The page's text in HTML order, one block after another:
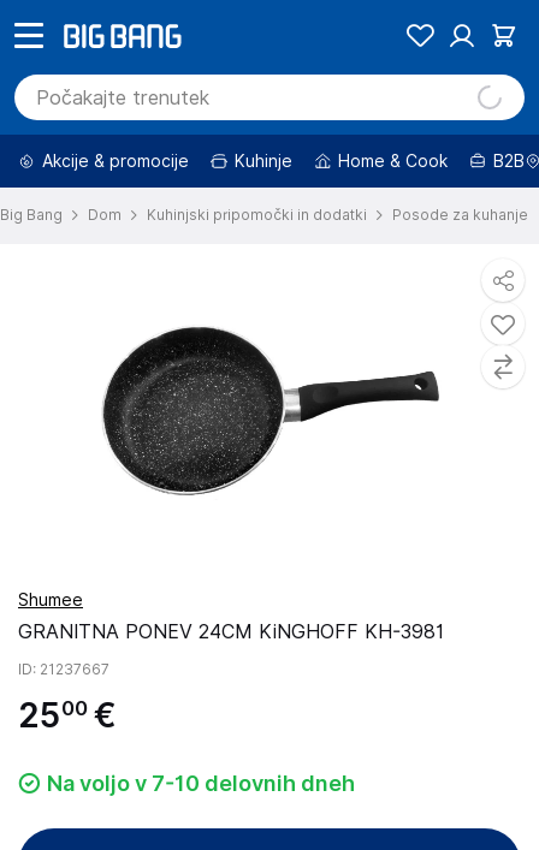
Akcije & promocije Kuhinje Home & Cook B2B
Big Bang Dom Kuhinjski pripomočki in dodatki Posode za kuhanje
Shumee
GRANITNA PONEV 24CM KiNGHOFF KH-3981
ID: 21237667
2500 €
Na voljo v 7-10 delovnih dneh